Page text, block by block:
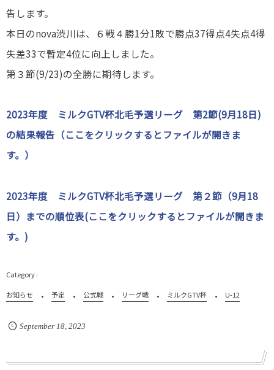
告します。
本日のnova渋川は、６戦４勝1分1敗で勝点37得点4失点4得
失差33で暫定4位に向上しました。
第３節(9/23)の全勝に期待します。
2023年度 ミルクGTV杯北毛予選リーグ 第2節(9月18日)
の結果報告（ここをクリックするとファイルが開きま
す。）
2023年度 ミルクGTV杯北毛予選リーグ 第２節（9月18
日）までの順位表(ここをクリックするとファイルが開きま
す。)
お知らせ 予定 公式戦 リーグ戦 ミルクGTV杯 U-12
September 18, 2023